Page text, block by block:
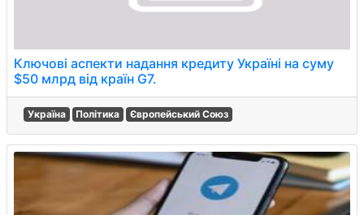
Ключові аспекти надання кредиту Україні на суму
$50 млрд від країн G7.
Україна Політика Європейський Союз